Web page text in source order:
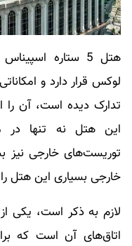
هتل 5 ستاره
لوکس قرار دارد و
تدارک دیده است، آن را
این هتل نه تنها در
توریست‌های خارجی نیز
خارجی بسیاری این هتل
لازم به ذکر است، یکی
اتاق‌های آن است که